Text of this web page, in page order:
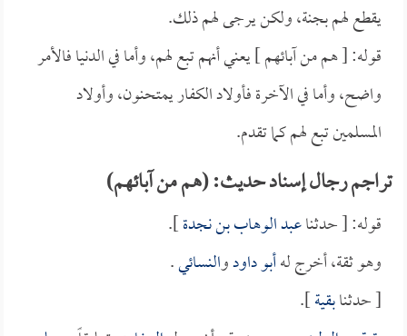
يقطع لهم بجنة، ولكن يرجى لهم ذلك.
قوله: [ هم من آبائهم ] يعني أنهم تبع لهم، وأما في الدنيا فالأمر
واضح، وأما في الآخرة فأولاد الكفار يمتحنون، وأولاد
المسلمين تبع لهم كما تقدم.
تراجم رجال إسناد حديث: (هم من آبائهم)
قوله: [ حدثناعبد الوهاب بن نجدة].
وهو ثقة، أخرج لهأبو داودوالنسائي.
[ حدثنابقية].